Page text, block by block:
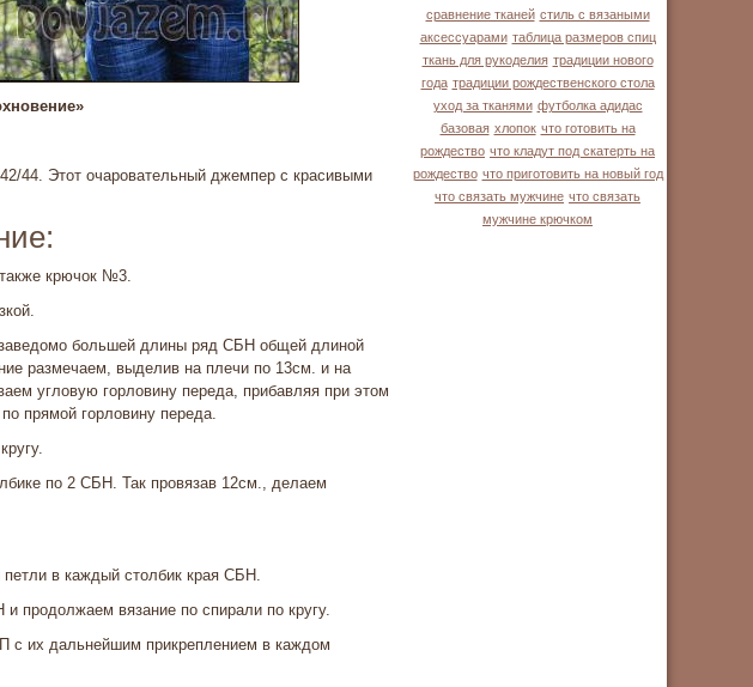
44. Этот очаровательный джемпер с красивыми
крючок №3.
большей длины ряд СБН общей длиной
размечаем, выделив на плечи по 13см. и на
угловую горловину переда, прибавляя при этом
прямой горловину переда.
по 2 СБН. Так провязав 12см., делаем
в каждый столбик края СБН.
продолжаем вязание по спирали по кругу.
с их дальнейшим прикреплением в каждом
сравнение тканей стиль с вязаными
аксессуарами таблица размеров спиц
ткань для рукоделия традиции нового
года традиции рождественского стола
уход за тканями футболка адидас
базовая хлопок что готовить на
рождество что кладут под скатерть на
рождество что приготовить на новый год
что связать мужчине что связать
мужчине крючком